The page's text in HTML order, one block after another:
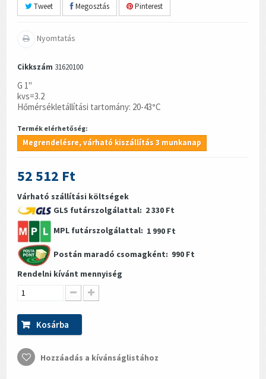
Tweet Megosztás Pinterest
Nyomtatás
Cikkszám 31620100
G 1"
kvs=3.2
Hőmérsékletállítási tartomány: 20-43°C
Termék elérhetőség:
Megrendelésre, várható kiszállítás 3 munkanap
52 512 Ft
Várható szállítási költségek
GLS futárszolgálattal: 2 330 Ft
MPL futárszolgálattal: 1 990 Ft
Postán maradó csomagként: 990 Ft
Rendelni kívánt mennyiség
Kosárba
Hozzáadás a kívánságlistához